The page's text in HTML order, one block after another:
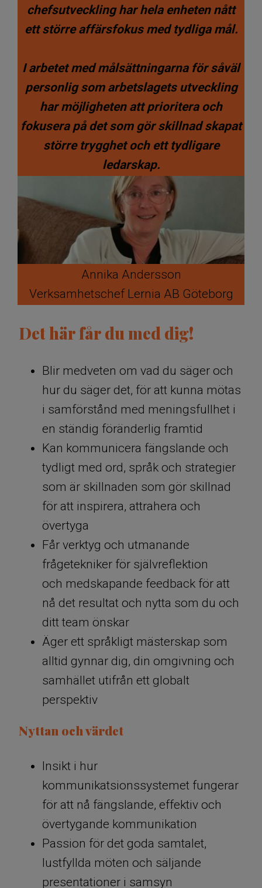
chefsutveckling har hela enheten nått
ett större affärsfokus med tydliga mål.
I arbetet med målsättningarna för såväl
personlig som arbetslagets utveckling
har möjligheten att prioritera och
fokusera på det som gör skillnad skapat
större trygghet och ett tydligare
ledarskap.
Annika Andersson
Verksamhetschef Lernia AB Göteborg
Det här får du med dig!
Blir medveten om vad du säger och
hur du säger det, för att kunna mötas
i samförstånd med meningsfullhet i
en ständig föränderlig framtid
Kan kommunicera fängslande och
tydligt med ord, språk och strategier
som är skillnaden som gör skillnad
för att inspirera, attrahera och
övertyga
Får verktyg och utmanande
frågetekniker för självreflektion
och medskapande feedback för att
nå det resultat och nytta som du och
ditt team önskar
Äger ett språkligt mästerskap som
alltid gynnar dig, din omgivning och
samhället utifrån ett globalt
perspektiv
Nyttan och värdet
Insikt i hur
kommunikatsionssystemet fungerar
för att nå fängslande, effektiv och
övertygande kommunikation
Passion för det goda samtalet,
lustfyllda möten och säljande
presentationer i samsyn